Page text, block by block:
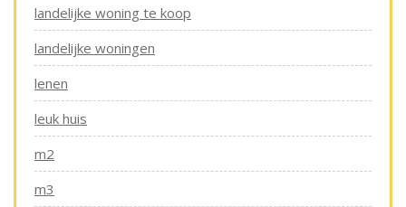
landelijke woning te koop
landelijke woningen
lenen
leuk huis
m2
m3